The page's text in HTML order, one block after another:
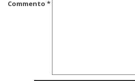
Commento *